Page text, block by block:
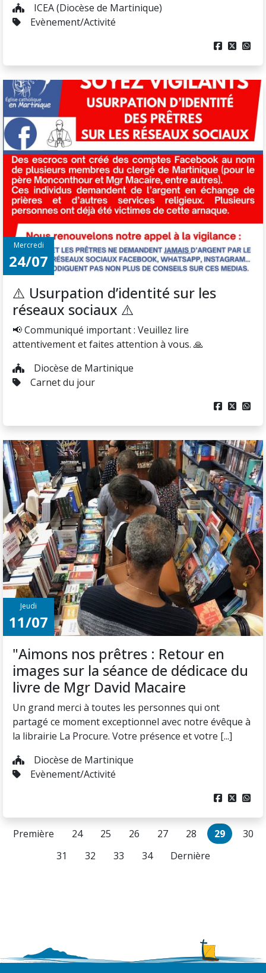
ICEA (Diocèse de Martinique)
Evènement/Activité
  
Mercredi
24/07
⚠️ Usurpation d’identité sur les
réseaux sociaux ⚠️
📢 Communiqué important : Veuillez lire
attentivement et faites attention à vous. 🙏
Diocèse de Martinique
Carnet du jour
  
Jeudi
11/07
"Aimons nos prêtres : Retour en
images sur la séance de dédicace du
livre de Mgr David Macaire
Un grand merci à toutes les personnes qui ont
partagé ce moment exceptionnel avec notre évêque à
la librairie La Procure. Votre présence et votre [...]
Diocèse de Martinique
Evènement/Activité
  
Première 24 25 26 27 28 29
30
31
32 33 34 Dernière